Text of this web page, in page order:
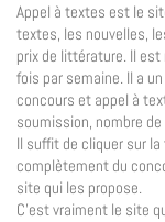
Appel à textes est le
textes, les nouvelles,
prix de littérature. Il est
fois par semaine. Il a
concours et appel à
soumission, nombre
Il suffit de cliquer sur
complètement du
site qui les propose.
C’est vraiment le site